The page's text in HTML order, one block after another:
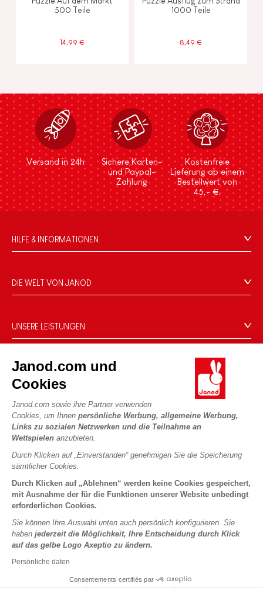
Janod.com und
Cookies
Janod.com sowie ihre Partner verwenden
Cookies, um Ihnen persönliche Werbung, allgemeine Werbung,
Links zu sozialen Netzwerken und die Teilnahme an
Wettspielen anzubieten.
Durch Klicken auf „Einverstanden“ genehmigen Sie die Speicherung
sämtlicher Cookies.
Durch Klicken auf „Ablehnen“ werden keine Cookies gespeichert,
mit Ausnahme der für die Funktionen unserer Website unbedingt
erforderlichen Cookies.
Sie können Ihre Auswahl unten auch persönlich konfigurieren. Sie
haben jederzeit die Möglichkeit, Ihre Entscheidung durch Klick
auf das gelbe Logo Axeptio zu ändern.
Persönliche daten
Consentements certifiés par
500 Teile
14,99 €
1000 Teile
8,49 €
Versand in 24h
Sichere Karten-
und Paypal-
Zahlung
Kostenfreie
Lieferung ab einem
Bestellwert von
45,- €.
HILFE & INFORMATIONEN
FAQ
Kontakt
Produktrückruf
Cookies
Bedingungen für Angebote
Nutzungsbedingungen #YesJanod
DIE WELT VON JANOD
Unsere Expertise
CSR-Verpflichtungen
UNSERE LEISTUNGEN
Sicheres Bezahlen
Lieferbedingungen
Videos
Spielregeln und Anleitungen
Lose Stücke
Kinderaktivitäten zum Download
PROFESSIONAL
Pressekontakte
FOLGEN SIE UNS
Copyright © 2026 Janod - Alle Rechte vorbehalten -Rechtliche
Hinweise